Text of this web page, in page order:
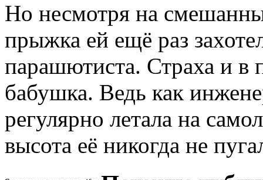
Но несмотря на
прыжка ей ещё раз
парашютиста. Страха и в
бабушка. Ведь как
регулярно летала на
высота её никогда не